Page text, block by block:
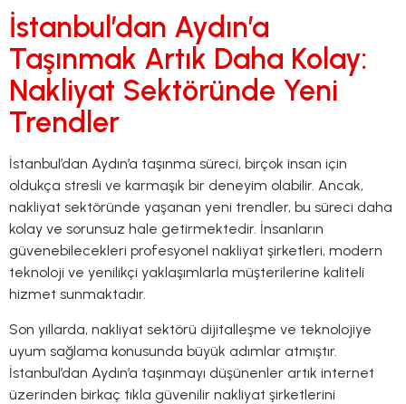
İstanbul’dan Aydın’a
Taşınmak Artık Daha Kolay:
Nakliyat Sektöründe Yeni
Trendler
İstanbul’dan Aydın’a taşınma süreci, birçok insan için
oldukça stresli ve karmaşık bir deneyim olabilir. Ancak,
nakliyat sektöründe yaşanan yeni trendler, bu süreci daha
kolay ve sorunsuz hale getirmektedir. İnsanların
güvenebilecekleri profesyonel nakliyat şirketleri, modern
teknoloji ve yenilikçi yaklaşımlarla müşterilerine kaliteli
hizmet sunmaktadır.
Son yıllarda, nakliyat sektörü dijitalleşme ve teknolojiye
uyum sağlama konusunda büyük adımlar atmıştır.
İstanbul’dan Aydın’a taşınmayı düşünenler artık internet
üzerinden birkaç tıkla güvenilir nakliyat şirketlerini